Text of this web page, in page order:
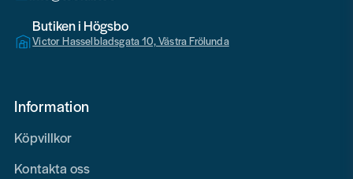
Butiken i Högsbo
Victor Hasselbladsgata 10, Västra Frölunda
Information
Köpvillkor
Kontakta oss